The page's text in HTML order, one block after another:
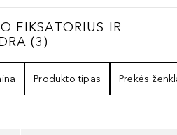
FIKSATORIUS IR
FIKSATORIUS IR
(3)
Produkto tipas Prekės